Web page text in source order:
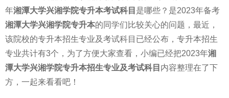
年湘潭大学兴湘学院专升本考试科目 是哪些？是2023年备考
湘潭大学兴湘学院专升本的同学们比较关心的问题，最近，
该院校的专升本招生专业及考试科目已经公布，专升本招生
专业共计有3个，为了方便大家查看，小编已经把2023年湘
潭大学兴湘学院专升本招生专业及考试科目 内容整理在了下
方，一起来看看吧！